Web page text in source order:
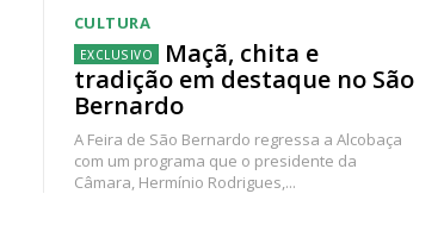
CULTURA
Maçã, chita e
tradição em destaque no São
Bernardo
A Feira de São Bernardo regressa a Alcobaça
com um programa que o presidente da
Câmara, Hermínio Rodrigues,...